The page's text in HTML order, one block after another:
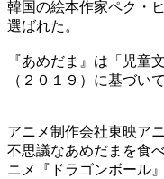
韓国の絵本作家ペク・
選ばれた。
『あめだま』は「児童
（２０１９）に基づい
アニメ制作会社東映ア
不思議なあめだまを食
ニメ『ドラゴンボール